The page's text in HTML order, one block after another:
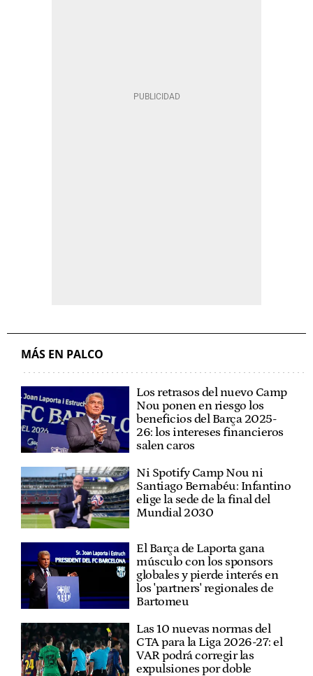
MÁS EN PALCO
Los retrasos del nuevo Camp
Nou ponen en riesgo los
beneficios del Barça 2025-
26: los intereses financieros
salen caros
Ni Spotify Camp Nou ni
Santiago Bernabéu: Infantino
elige la sede de la final del
Mundial 2030
El Barça de Laporta gana
músculo con los sponsors
globales y pierde interés en
los 'partners' regionales de
Bartomeu
Las 10 nuevas normas del
CTA para la Liga 2026-27: el
VAR podrá corregir las
expulsiones por doble